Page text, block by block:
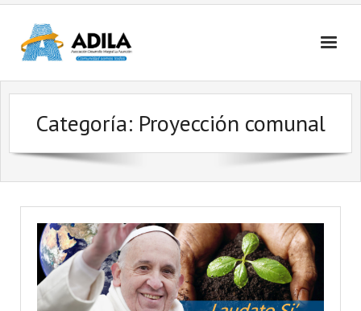
Nosotros
Contactanos
Categoría: Proyección comunal